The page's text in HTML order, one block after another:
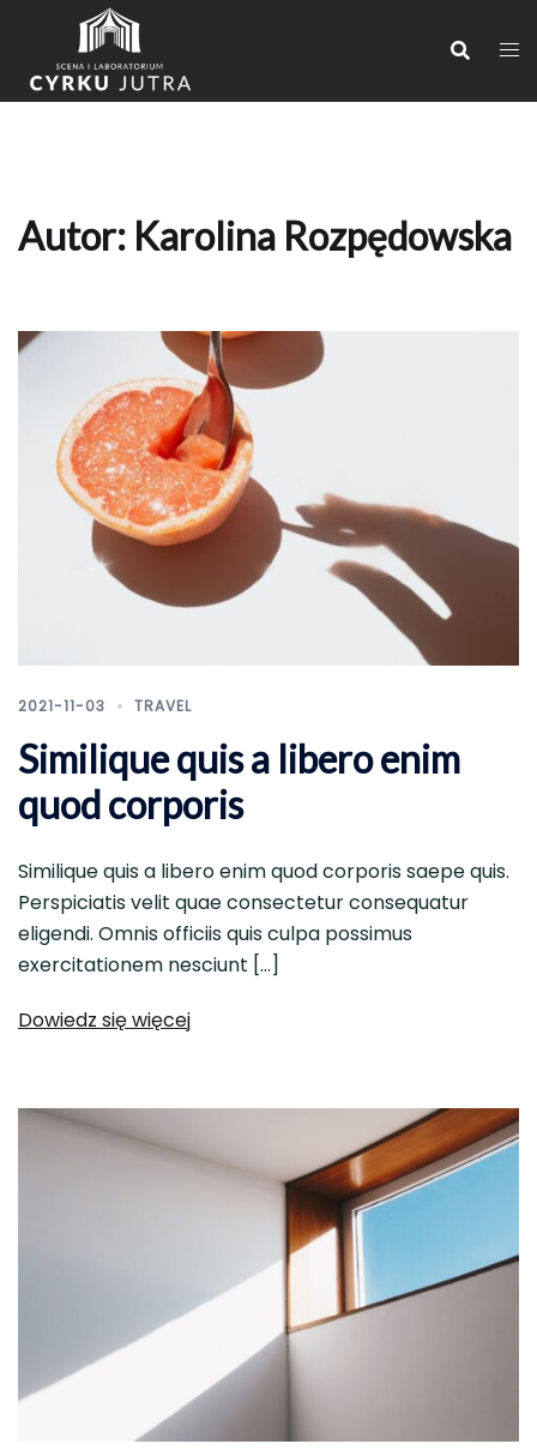
treści
Autor: Karolina Rozpędowska
2021-11-03 TRAVEL
Similique quis a libero enim
quod corporis
Similique quis a libero enim quod corporis saepe quis.
Perspiciatis velit quae consectetur consequatur
eligendi. Omnis officiis quis culpa possimus
exercitationem nesciunt […]
Dowiedz się więcej